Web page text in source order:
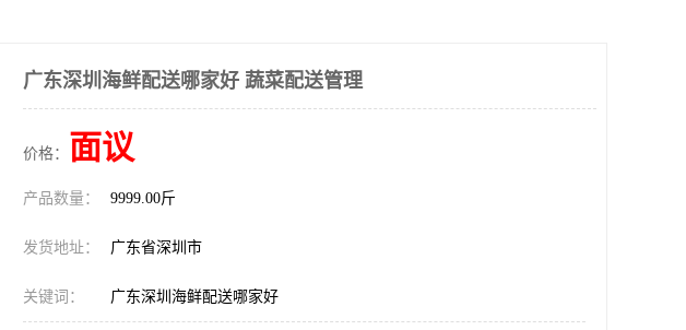
广东深圳海鲜配送哪家好 蔬菜配送管理
价格： 面议
产品数量： 9999.00斤
发货地址： 广东省深圳市
关键词： 广东深圳海鲜配送哪家好